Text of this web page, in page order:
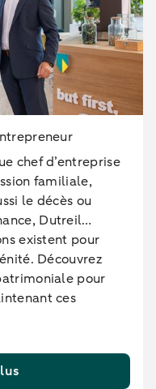
chef d’entreprise
familiale,
le décès ou
Dutreil…
existent pour
Découvrez
pour
ces